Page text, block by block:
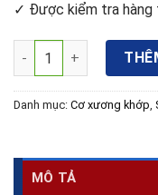
✓ Được kiểm tra hàng
Cango - Sản phẩm
Danh mục: Cơ xương khớp,
MÔ TẢ